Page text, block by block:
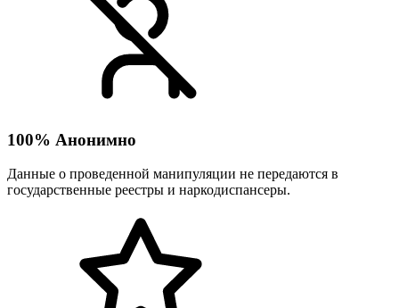
100% Анонимно
Данные о проведенной манипуляции не передаются в
государственные реестры и наркодиспансеры.